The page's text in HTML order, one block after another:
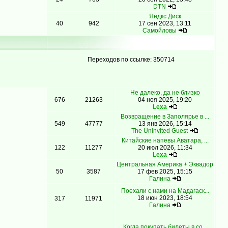
DTN
40 942
Яндкс.Диск
17 сен 2023, 13:11
Самойловы
Переходов по ссылке: 350714
676 21263
Не далеко, да не близко
04 ноя 2025, 19:20
Lexa
549 47777
Возвращение в Заполярье в ...
13 янв 2026, 15:14
The Uninvited Guest
122 11277
Китайские напевы Аватара, ...
20 июл 2026, 11:34
Lexa
50 3587
Центральная Америка + Эквадор
17 фев 2025, 15:15
Гaлинa
317 11971
Поехали с нами на Мадагаск...
18 июн 2023, 18:54
Гaлинa